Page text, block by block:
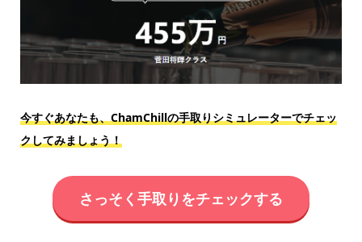
今すぐあなたも、ChamChillの手取りシミュレーターでチェッ
クしてみましょう！
さっそく手取りをチェックする